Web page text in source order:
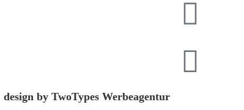
design by TwoTypes Werbeagentur